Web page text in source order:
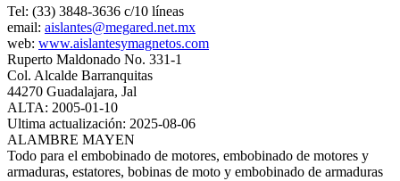
Tel: (33) 3848-3636 c/10 líneas
email: aislantes@megared.net.mx
web: www.aislantesymagnetos.com
Ruperto Maldonado No. 331-1
Col. Alcalde Barranquitas
44270 Guadalajara, Jal
ALTA: 2005-01-10
Ultima actualización: 2025-08-06
ALAMBRE MAYEN
Todo para el embobinado de motores, embobinado de motores y
armaduras, estatores, bobinas de moto y embobinado de armaduras